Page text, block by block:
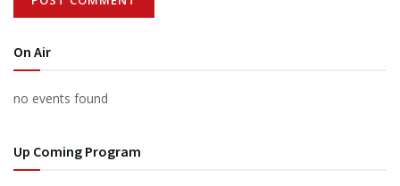
On Air
no events found
Up Coming Program